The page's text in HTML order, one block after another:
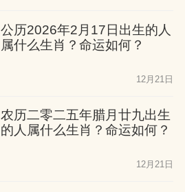
公历2026年2月17日出生的人
属什么生肖？命运如何？
12月21日
农历二零二五年腊月廿九出生
的人属什么生肖？命运如何？
12月21日